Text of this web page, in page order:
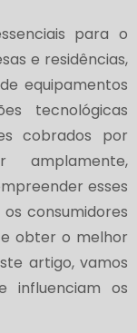
para o
e residências,
equipamentos
tecnológicas
cobrados por
amplamente,
esses
consumidores
obter o melhor
artigo, vamos
influenciam os